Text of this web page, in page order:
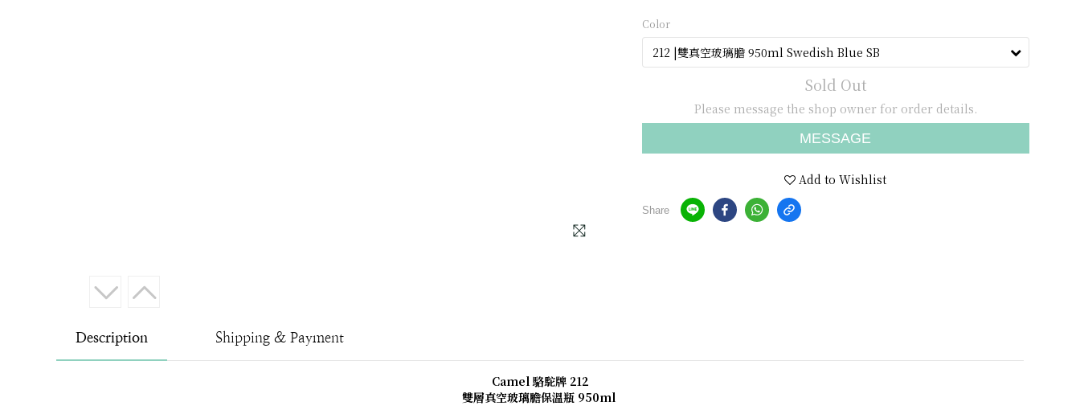
Color
Sold Out
Please message the shop owner for order details.
MESSAGE
Add to Wishlist
Share
Description Shipping & Payment
Camel 駱駝牌 212
雙層真空玻璃膽保溫瓶 950ml